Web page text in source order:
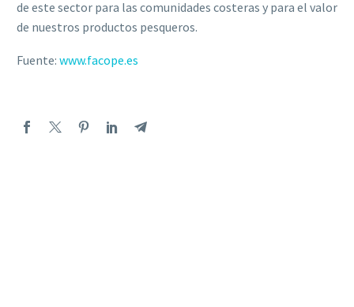
de este sector para las comunidades costeras y para el valor
de nuestros productos pesqueros.
Fuente: www.facope.es